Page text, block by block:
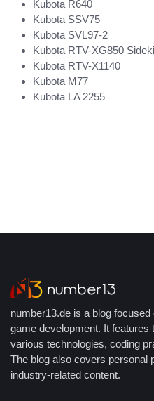
Kubota R640
Kubota SSV75
Kubota SVL97-2
Kubota RTV-XG850
Kubota RTV-X1140
Kubota M77
Kubota LA 2255
number13.de is a blog
game development. It features
various technologies, coding
The blog also covers personal
industry-related content.